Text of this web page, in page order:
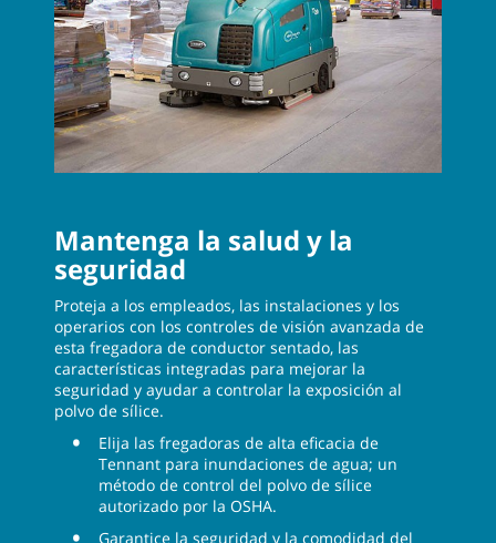
Mantenga la salud y la
seguridad
Proteja a los empleados, las instalaciones y los
operarios con los controles de visión avanzada de
esta fregadora de conductor sentado, las
características integradas para mejorar la
seguridad y ayudar a controlar la exposición al
polvo de sílice.
Elija las fregadoras de alta eficacia de
Tennant para inundaciones de agua; un
método de control del polvo de sílice
autorizado por la OSHA.
Garantice la seguridad y la comodidad del